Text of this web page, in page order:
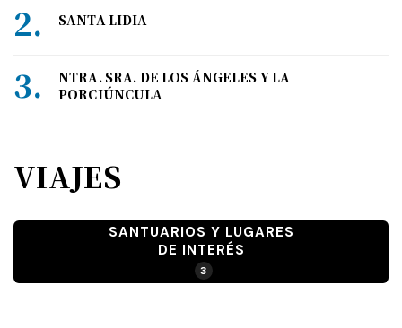
SANTA LIDIA
NTRA. SRA. DE LOS ÁNGELES Y LA
PORCIÚNCULA
VIAJES
SANTUARIOS Y LUGARES
DE INTERÉS
3